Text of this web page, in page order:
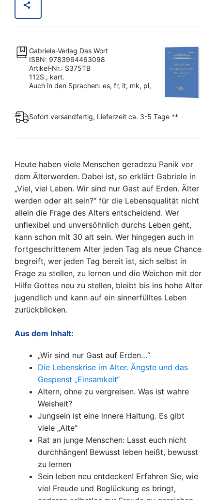
Gast
Erden.
Älter
oder
sein?
Menge
Gabriele-Verlag Das Wort
ISBN: 9783964463098
Artikel-Nr.: S375TB
112S., kart.
Auch in den Sprachen: es, fr, it, mk, pl,
Sofort versandfertig, Lieferzeit ca. 3-5 Tage **
Heute haben viele Menschen geradezu Panik vor
dem Älterwerden. Dabei ist, so erklärt Gabriele in
„Viel, viel Leben. Wir sind nur Gast auf Erden. Älter
werden oder alt sein?“ für die Lebensqualität nicht
allein die Frage des Alters entscheidend. Wer
unflexibel und unversöhnlich durchs Leben geht,
kann schon mit 30 alt sein. Wer hingegen auch in
fortgeschrittenem Alter jeden Tag als neue Chance
begreift, wer jeden Tag bereit ist, sich selbst in
Frage zu stellen, zu lernen und die Weichen mit der
Hilfe Gottes neu zu stellen, bleibt bis ins hohe Alter
jugendlich und kann auf ein sinnerfülltes Leben
zurückblicken.
Aus dem Inhalt:
„Wir sind nur Gast auf Erden…“
Die Lebenskrise im Alter. Ängste und das
Gespenst „Einsamkeit“
Altern, ohne zu vergreisen. Was ist wahre
Weisheit?
Jungsein ist eine innere Haltung. Es gibt
viele „Alte“
Rat an junge Menschen: Lasst euch nicht
durchhängen! Bewusst leben heißt, bewusst
zu lernen
Sein leben neu entdecken! Erfahren Sie, wie
viel Freude und Beglückung es bringt,